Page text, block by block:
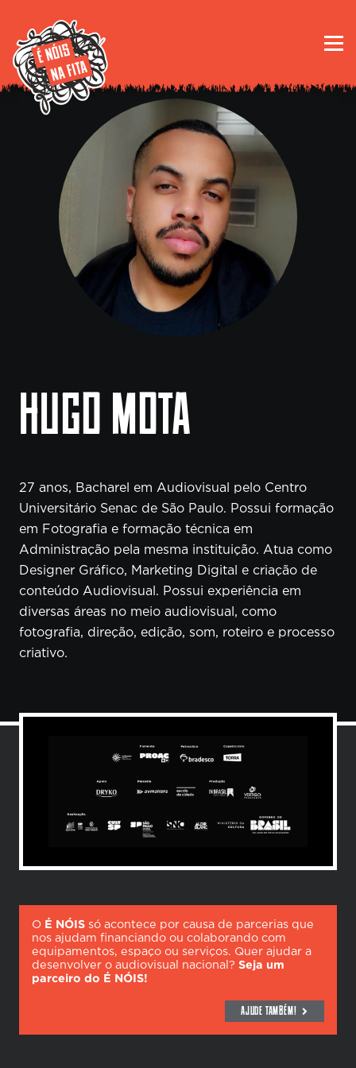
HUGO MOTA
27 anos, Bacharel em Audiovisual pelo Centro
Universitário Senac de São Paulo. Possui formação
em Fotografia e formação técnica em
Administração pela mesma instituição. Atua como
Designer Gráfico, Marketing Digital e criação de
conteúdo Audiovisual. Possui experiência em
diversas áreas no meio audiovisual, como
fotografia, direção, edição, som, roteiro e processo
criativo.
O É NÓIS só acontece por causa de parcerias que
nos ajudam financiando ou colaborando com
equipamentos, espaço ou serviços. Quer ajudar a
desenvolver o audiovisual nacional? Seja um
parceiro do É NÓIS!
AJUDE TAMBÉM!